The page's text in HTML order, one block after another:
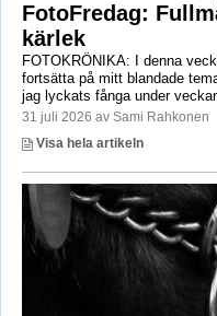
FotoFredag:
kärlek
FOTOKRÖNIKA: I denna
fortsätta på mitt blandade
jag lyckats fånga under
31 juli 2026 av Sami Rahkonen
Visa hela artikeln